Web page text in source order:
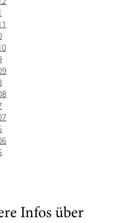
Infos über